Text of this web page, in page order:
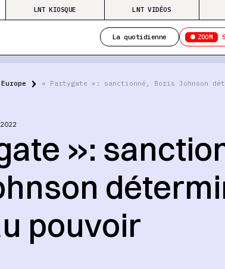
LNT KIOSQUE LNT VIDÉOS
La quotidienne ZOOM
Europe « Partygate »: sanctionné, Boris Johnson
»:
pouvoir